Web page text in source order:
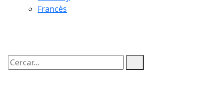
Francès
Cercar: